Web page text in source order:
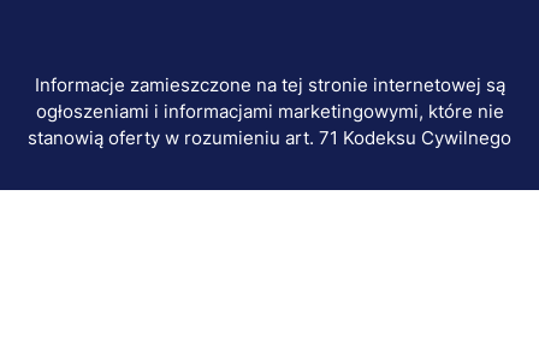
Informacje zamieszczone na tej stronie internetowej są
ogłoszeniami i informacjami marketingowymi, które nie
stanowią oferty w rozumieniu art. 71 Kodeksu Cywilnego